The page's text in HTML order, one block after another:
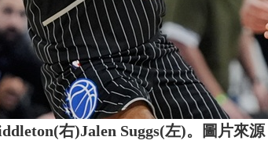
右)Jalen Suggs(左)。圖片來